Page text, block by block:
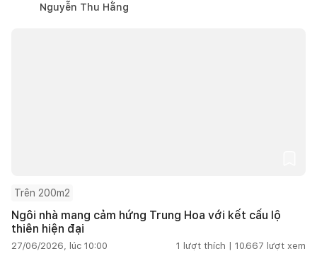
Nguyễn Thu Hằng
Trên 200m2
Ngôi nhà mang cảm hứng Trung Hoa với kết cấu lộ
thiên hiện đại
27/06/2026, lúc 10:00 1 lượt thích | 10.667 lượt xem